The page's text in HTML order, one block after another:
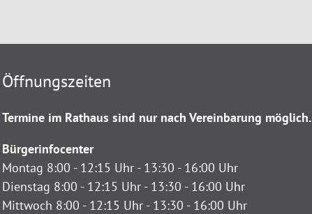
Öffnungszeiten
Termine im Rathaus sind nur nach Vereinbarung möglich.
Bürgerinfocenter
Montag 8:00 - 12:15 Uhr - 13:30 - 16:00 Uhr
Dienstag 8:00 - 12:15 Uhr - 13:30 - 16:00 Uhr
Mittwoch 8:00 - 12:15 Uhr - 13:30 - 16:00 Uhr